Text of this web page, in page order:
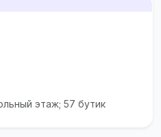
этаж; 57 бутик